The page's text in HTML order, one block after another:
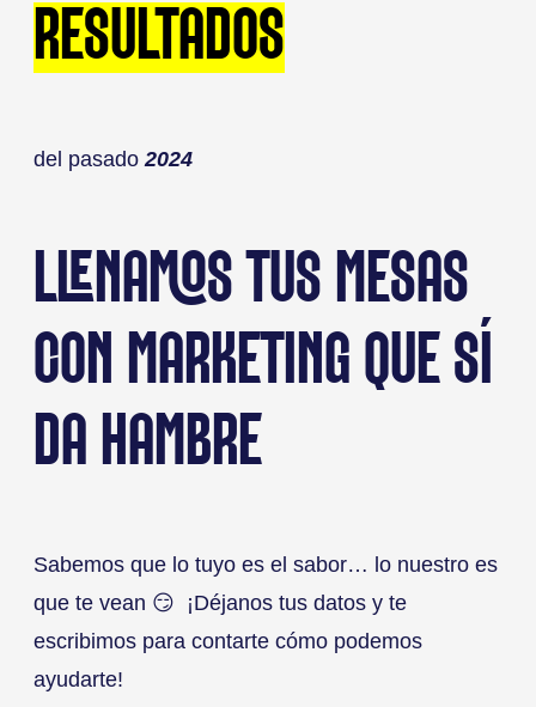
RESULTADOS
del pasado 2024
LLENAMOS TUS MESAS
CON MARKETING QUE SÍ
DA HAMBRE
Sabemos que lo tuyo es el sabor… lo nuestro es
que te vean 😏 ¡Déjanos tus datos y te
escribimos para contarte cómo podemos
ayudarte!